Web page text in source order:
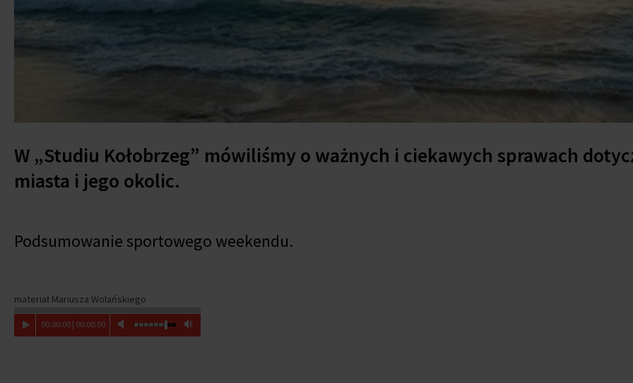
W „Studiu Kołobrzeg” mówiliśmy o ważnych i ciekawych sprawach
miasta i jego okolic.
Podsumowanie sportowego weekendu.
materiał Mariusza Wolańskiego
00:00:00| 00:00:00